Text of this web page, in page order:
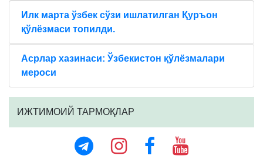
Илк марта ўзбек сўзи ишлатилган Қуръон
қўлёзмаси топилди.
Aсрлар хазинаси: Ўзбекистон қўлёзмалари
мероси
ИЖТИМОИЙ ТАРМОҚЛАР